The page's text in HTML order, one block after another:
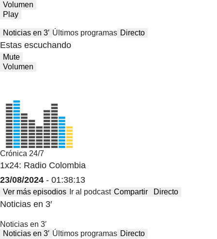
Volumen
Play
Noticias en 3′ Últimos programas Directo
Estas escuchando
Mute
Volumen
Crónica 24/7
1x24: Radio Colombia
23/08/2024 - 01:38:13
Ver más episodios Ir al podcast Compartir Directo
Noticias en 3′
Noticias en 3′
Noticias en 3′ Últimos programas Directo